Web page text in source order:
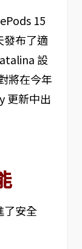
15
發布了適
設
將在今年
更新中出
了安全